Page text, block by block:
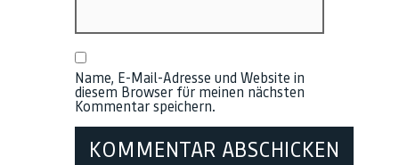
Name, E-Mail-Adresse und Website in
diesem Browser für meinen nächsten
Kommentar speichern.